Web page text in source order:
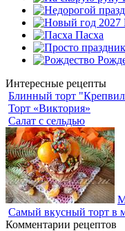
Пасха
Интересные рецепты
Блинный торт
Торт «Виктория»
Салат с сельдью
Самый вкусный торт в
Комментарии рецептов